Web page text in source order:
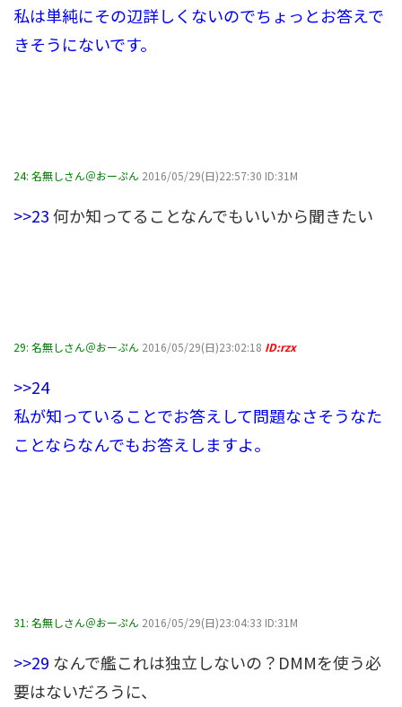
私は単純にその辺詳しくないのでちょっとお答えで
きそうにないです。
24: 名無しさん＠おーぷん 2016/05/29(日)22:57:30 ID:31M
>>23何か知ってることなんでもいいから聞きたい
29: 名無しさん＠おーぷん 2016/05/29(日)23:02:18 ID:rzx
>>24
私が知っていることでお答えして問題なさそうなた
ことならなんでもお答えしますよ。
31: 名無しさん＠おーぷん 2016/05/29(日)23:04:33 ID:31M
>>29 なんで艦これは独立しないの？DMMを使う必
要はないだろうに、